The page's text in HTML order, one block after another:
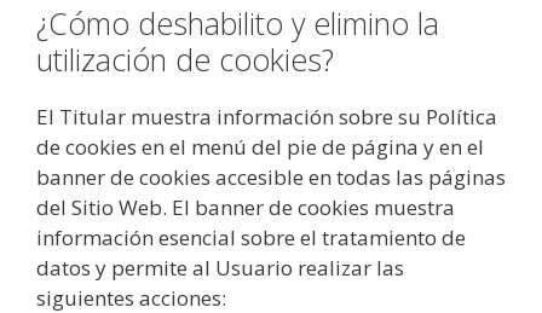
¿Cómo deshabilito y elimino la
utilización de cookies?
El Titular muestra información sobre su Política
de cookies en el menú del pie de página y en el
banner de cookies accesible en todas las páginas
del Sitio Web. El banner de cookies muestra
información esencial sobre el tratamiento de
datos y permite al Usuario realizar las
siguientes acciones: